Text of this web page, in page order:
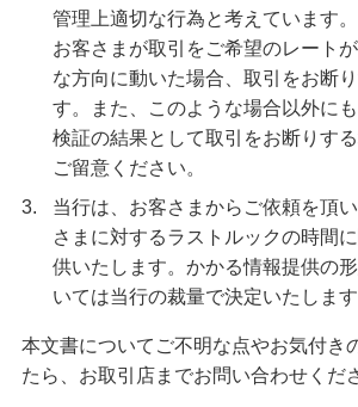
管理上適切な行為と考えています。
お客さまが取引をご希望のレート
な方向に動いた場合、取引をお断
す。また、このような場合以外に
検証の結果として取引をお断りす
ご留意ください。
3.
当行は、お客さまからご依頼を頂
さまに対するラストルックの時間
供いたします。かかる情報提供の
いては当行の裁量で決定いたします
本文書についてご不明な点やお気付き
たら、お取引店までお問い合わせくだ